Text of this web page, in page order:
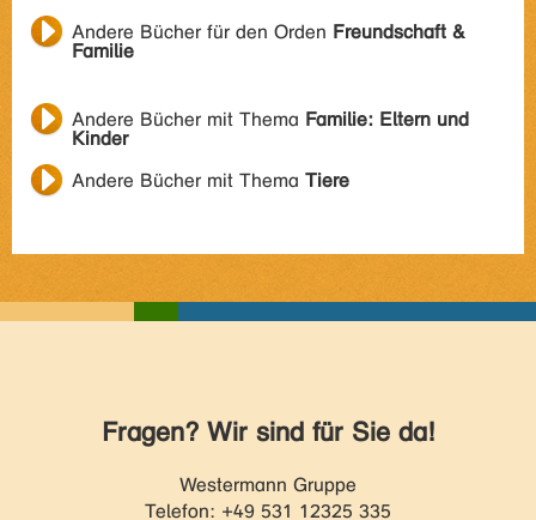
Andere Bücher für den Orden Freundschaft &
Familie
Andere Bücher mit Thema Familie: Eltern und
Kinder
Andere Bücher mit Thema Tiere